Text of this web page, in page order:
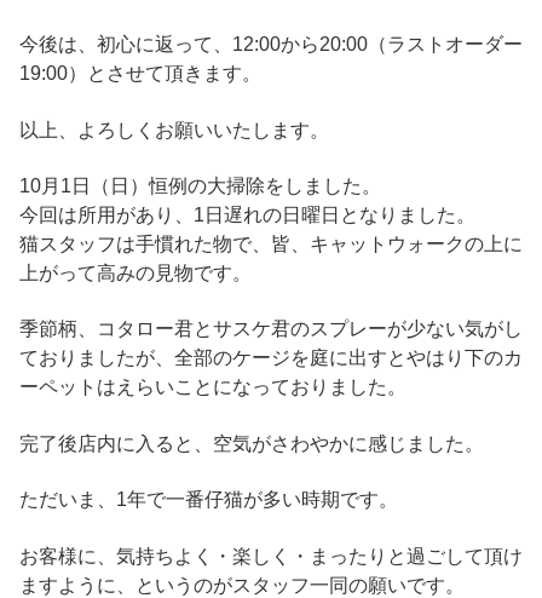
今後は、初心に返って、12:00から20:00（ラストオーダー
19:00）とさせて頂きます。
以上、よろしくお願いいたします。
10月1日（日）恒例の大掃除をしました。
今回は所用があり、1日遅れの日曜日となりました。
猫スタッフは手慣れた物で、皆、キャットウォークの上に
上がって高みの見物です。
季節柄、コタロー君とサスケ君のスプレーが少ない気がし
ておりましたが、全部のケージを庭に出すとやはり下のカ
ーペットはえらいことになっておりました。
完了後店内に入ると、空気がさわやかに感じました。
ただいま、1年で一番仔猫が多い時期です。
お客様に、気持ちよく・楽しく・まったりと過ごして頂け
ますように、というのがスタッフ一同の願いです。